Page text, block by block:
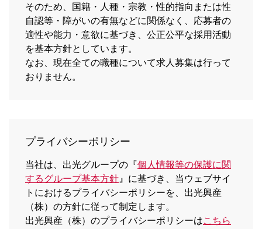
そのため、国籍・人種・宗教・性的指向または性
自認等・障がいの有無などに関係なく、応募者の
適性や能力・意欲に基づき、公正公平な採用活動
を基本方針としています。
なお、現在全ての職種について求人募集は行って
おりません。
プライバシーポリシー
当社は、出光グループの『個人情報等の保護に関
するグループ基本方針 』に基づき、当ウェブサイ
トにおけるプライバシーポリシーを、出光興産
（株）の方針に従って制定します。
出光興産（株）のプライバシーポリシーはこちら